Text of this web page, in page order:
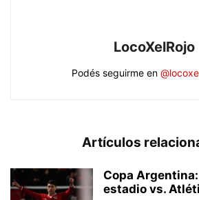
LocoXelRojo
Podés seguirme en
Artículos
Copa
estadio vs.